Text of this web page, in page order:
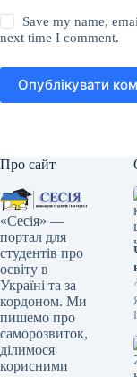
Save my name,
next time I comment.
Опублікувати
Про сайт
«Сесія» —
портал для
студентів про
освіту в
Україні та за
кордоном. Ми
пишемо про
саморозвиток,
ділимося
корисними